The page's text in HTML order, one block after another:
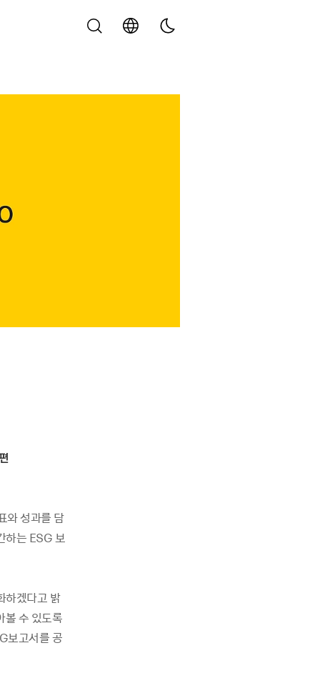
와 성과를 담
하는 ESG 보
하겠다고 밝
볼 수 있도록
보고서를 공